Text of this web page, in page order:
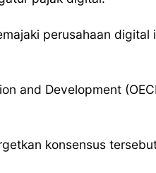
perusahaan digital
and Development
konsensus